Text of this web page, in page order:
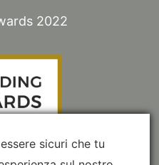
2022
sicuri che tu